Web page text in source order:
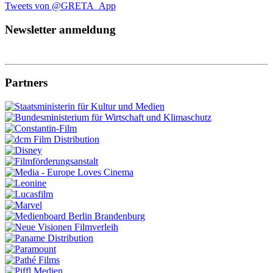
Tweets von @GRETA_App
Newsletter anmeldung
Partners